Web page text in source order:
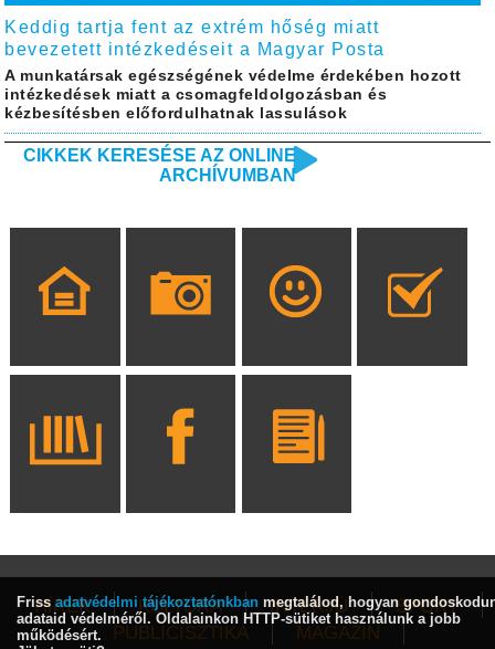
Keddig tartja fent az extrém hőség miatt
bevezetett intézkedéseit a Magyar Posta
A munkatársak egészségének védelme érdekében hozott
intézkedések miatt a csomagfeldolgozásban és
kézbesítésben előfordulhatnak lassulások
CIKKEK KERESÉSE AZ ONLINE
ARCHÍVUMBAN
HÍREK KULTÚRA INTERJÚ
SPORT
PUBLICISZTIKA
MAGAZIN
Friss adatvédelmi tájékoztatónkban megtalálod, hogyan
adataid védelméről. Oldalainkon HTTP-sütiket használunk a jobb
működésért.